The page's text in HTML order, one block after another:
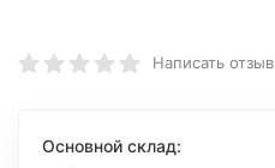
Написать отзыв
Основной склад: